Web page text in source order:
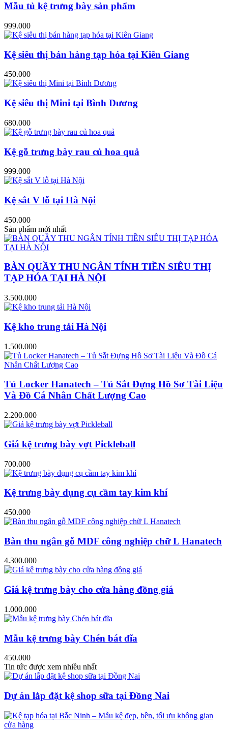
Mẫu tủ kệ trưng bày sản phẩm
999.000
Kệ siêu thị bán hàng tạp hóa tại Kiên Giang
450.000
Kệ siêu thị Mini tại Bình Dương
680.000
Kệ gỗ trưng bày rau củ hoa quả
999.000
Kệ sắt V lỗ tại Hà Nội
450.000
Sản phẩm mới nhất
BÀN QUẦY THU NGÂN TÍNH TIỀN SIÊU THỊ
TẠP HÓA TẠI HÀ NỘI
3.500.000
Kệ kho trung tải Hà Nội
1.500.000
Tủ Locker Hanatech – Tủ Sắt Đựng Hồ Sơ Tài Liệu
Và Đồ Cá Nhân Chất Lượng Cao
2.200.000
Giá kệ trưng bày vợt Pickleball
700.000
Kệ trưng bày dụng cụ cầm tay kim khí
450.000
Bàn thu ngân gỗ MDF công nghiệp chữ L Hanatech
4.300.000
Giá kệ trưng bày cho cửa hàng đồng giá
1.000.000
Mẫu kệ trưng bày Chén bát đĩa
450.000
Tin tức được xem nhiều nhất
Dự án lắp đặt kệ shop sữa tại Đồng Nai